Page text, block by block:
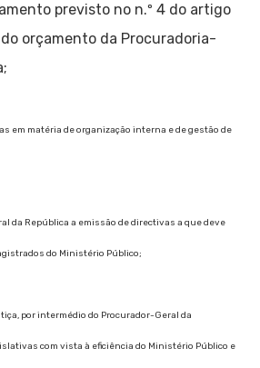
previsto no n.º 4 do artigo
do orçamento da Procuradoria-
em matéria de organização interna e de gestão de
da República a emissão de directivas a que deve
do Ministério Público;
por intermédio do Procurador-Geral da
com vista à eficiência do Ministério Público e